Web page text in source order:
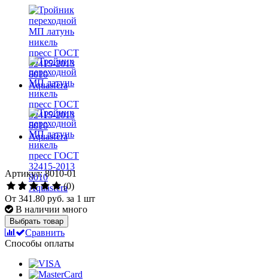
Артикул: 8010-01
(0)
От 341.80 руб. за 1 шт
В наличии много
Выбрать товар
Сравнить
Способы оплаты